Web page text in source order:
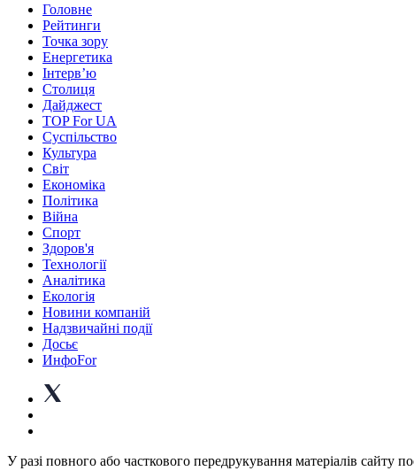
Головне
Рейтинги
Точка зору
Енергетика
Інтерв’ю
Столиця
Дайджест
TOP For UA
Суспiльство
Культура
Світ
Економіка
Політика
Війна
Спорт
Здоров'я
Технології
Аналітика
Екологія
Новини компаній
Надзвичайні події
Досьє
ИнфоFor
У разі повного або часткового передрукування матеріалів сайту